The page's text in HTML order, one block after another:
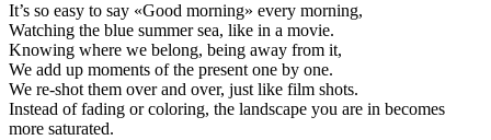
It’s so easy to say «Good morning» every morning,
Watching the blue summer sea, like in a movie.
Knowing where we belong, being away from it,
We add up moments of the present one by one.
We re-shot them over and over, just like film shots.
Instead of fading or coloring, the landscape you are in becomes
more saturated.